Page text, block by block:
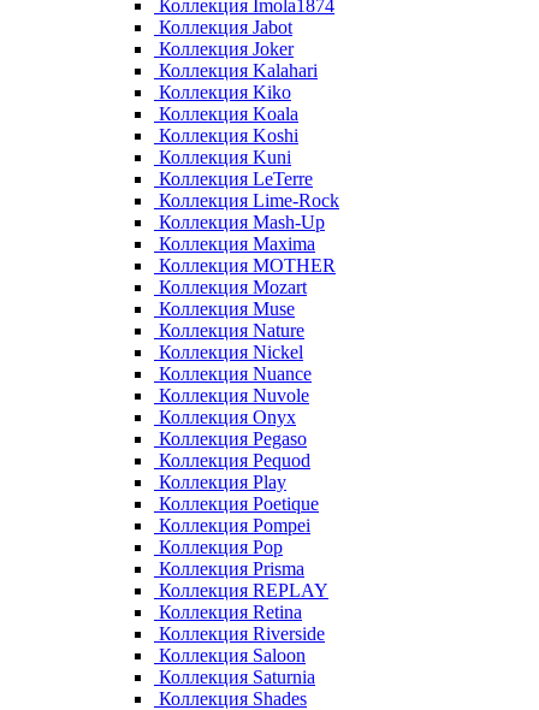
Коллекция Imola1874
Коллекция Jabot
Коллекция Joker
Коллекция Kalahari
Коллекция Kiko
Коллекция Koala
Коллекция Koshi
Коллекция Kuni
Коллекция LeTerre
Коллекция Lime-Rock
Коллекция Mash-Up
Коллекция Maxima
Коллекция MOTHER
Коллекция Mozart
Коллекция Muse
Коллекция Nature
Коллекция Nickel
Коллекция Nuance
Коллекция Nuvole
Коллекция Onyx
Коллекция Pegaso
Коллекция Pequod
Коллекция Play
Коллекция Poetique
Коллекция Pompei
Коллекция Pop
Коллекция Prisma
Коллекция REPLAY
Коллекция Retina
Коллекция Riverside
Коллекция Saloon
Коллекция Saturnia
Коллекция Shades